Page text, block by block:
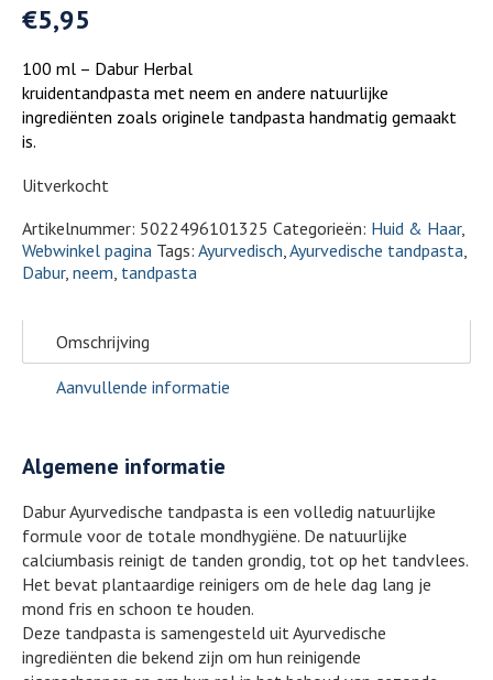
€5,95
100 ml – Dabur Herbal
kruidentandpasta met neem en andere natuurlijke
ingrediënten zoals originele tandpasta handmatig gemaakt
is.
Uitverkocht
Artikelnummer: 5022496101325 Categorieën: Huid & Haar,
Webwinkel pagina Tags: Ayurvedisch Ayurvedische tandpasta
Dabur, neem tandpasta
Omschrijving
Aanvullende informatie
Algemene informatie
Dabur Ayurvedische tandpasta is een volledig natuurlijke
formule voor de totale mondhygiëne. De natuurlijke
calciumbasis reinigt de tanden grondig, tot op het tandvlees.
Het bevat plantaardige reinigers om de hele dag lang je
mond fris en schoon te houden.
Deze tandpasta is samengesteld uit Ayurvedische
ingrediënten die bekend zijn om hun reinigende